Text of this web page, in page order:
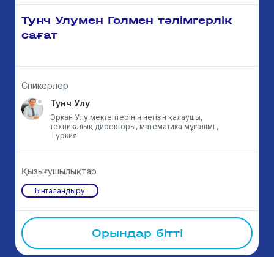
Тунч Улумен Голмен тәлімгерлік
сағат
Спикерлер
Тунч Улу
Эркан Улу мектептерінің негізін қалаушы,
техникалық директоры, математика мұғалімі ,
Түркия
Қызығушылықтар
Ынталандыру
Орындар бітті